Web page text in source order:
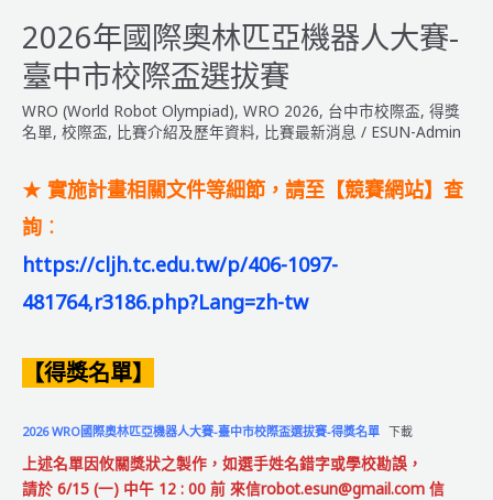
盃-
桃
園
科
創
意
機
器
人
大
2026年國際奧林匹亞機器人大賽-
臺中市校際盃選拔賽
WRO (World Robot Olympiad), WRO 2026, 台中市校際盃, 得獎
名單, 校際盃, 比賽介紹及歷年資料, 比賽最新消息 / ESUN-Admin
★ 實施計畫相關文件等細節，請至【競賽網站】查
詢 ：
https://cljh.tc.edu.tw/p/406-1097-
481764,r3186.php?Lang=zh-tw
【得獎名單】
2026 WRO國際奧林匹亞機器人大賽-臺中市校際盃選拔賽-得獎名單 下載
上述名單因攸關獎狀之製作，如選手姓名錯字或學校勘誤 ，
請於 6/15 (一) 中午 12 : 00 前 來信robot.esun@gmail.com 信